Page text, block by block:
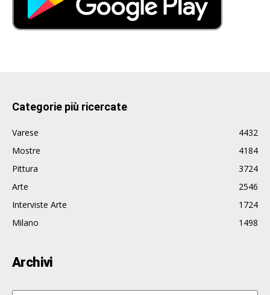
Categorie più ricercate
Varese
4432
Mostre
4184
Pittura
3724
Arte
2546
Interviste Arte
1724
Milano
1498
Archivi
Archivi